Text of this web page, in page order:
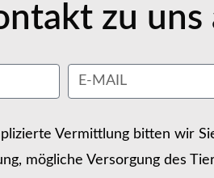
zu uns
Vermittlung bitten wir
mögliche Versorgung des